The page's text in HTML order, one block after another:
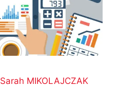
Sarah MIKOLAJCZAK